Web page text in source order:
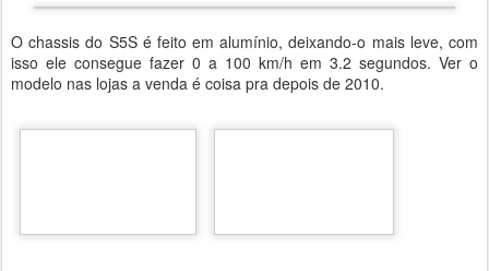
O chassis do S5S é feito em alumínio, deixando-o mais leve, com
isso ele consegue fazer 0 a 100 km/h em 3.2 segundos. Ver o
modelo nas lojas a venda é coisa pra depois de 2010.